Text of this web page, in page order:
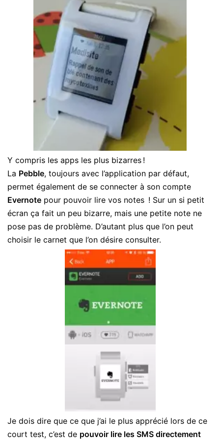
Y compris les apps les plus bizarres !
La Pebble, toujours avec l’application par défaut,
permet également de se connecter à son compte
Evernote pour pouvoir lire vos notes ! Sur un si petit
écran ça fait un peu bizarre, mais une petite note ne
pose pas de problème. D’autant plus que l’on peut
choisir le carnet que l’on désire consulter.
Je dois dire que ce que j’ai le plus apprécié lors de ce
court test, c’est de pouvoir lire les SMS directement